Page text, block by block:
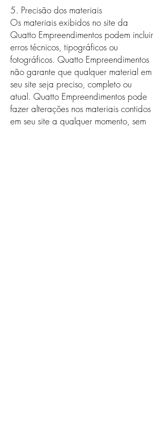
5. Precisão dos materiais
Os materiais exibidos no site da
Quatto Empreendimentos podem incluir
erros técnicos, tipográficos ou
fotográficos. Quatto Empreendimentos
não garante que qualquer material em
seu site seja preciso, completo ou
atual. Quatto Empreendimentos pode
fazer alterações nos materiais contidos
em seu site a qualquer momento, sem